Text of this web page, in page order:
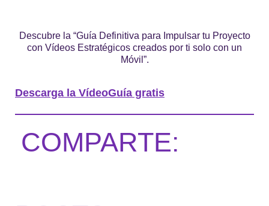
Descubre la “Guía Definitiva para Impulsar tu Proyecto
con Vídeos Estratégicos creados por ti solo con un
Móvil”.
Descarga la VídeoGuía gratis
COMPARTE: